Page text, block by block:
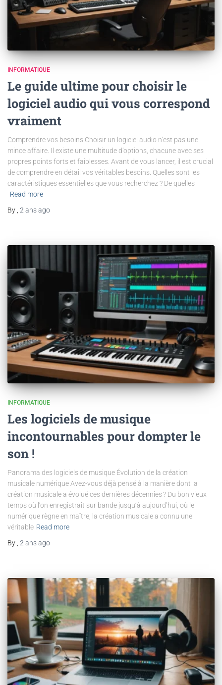
INFORMATIQUE
Le guide ultime pour choisir le
logiciel audio qui vous correspond
vraiment
Comprendre vos besoins Choisir un logiciel audio n’est pas une
mince affaire. Il existe une multitude d’options, chacune avec ses
propres points forts et faiblesses. Avant de vous lancer, il est crucial
de comprendre en détail vos véritables besoins. Quelles sont les
caractéristiques essentielles que vous recherchez ? De quelles
Read more
By , 2 ansago
INFORMATIQUE
Les logiciels de musique
incontournables pour dompter le
son !
Panorama des logiciels de musique Évolution de la création
musicale numérique Avez-vous déjà pensé à la manière dont la
création musicale a évolué ces dernières décennies ? Du bon vieux
temps où l’on enregistrait sur bande jusqu’à aujourd’hui, où le
numérique règne en maître, la création musicale a connu une
véritable Read more
By 2 ansago